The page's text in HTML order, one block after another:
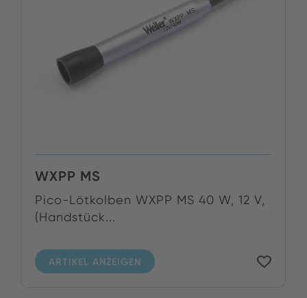
WXPP MS
Pico-Lötkolben WXPP MS 40 W, 12 V,
(Handstück...
ARTIKEL ANZEIGEN